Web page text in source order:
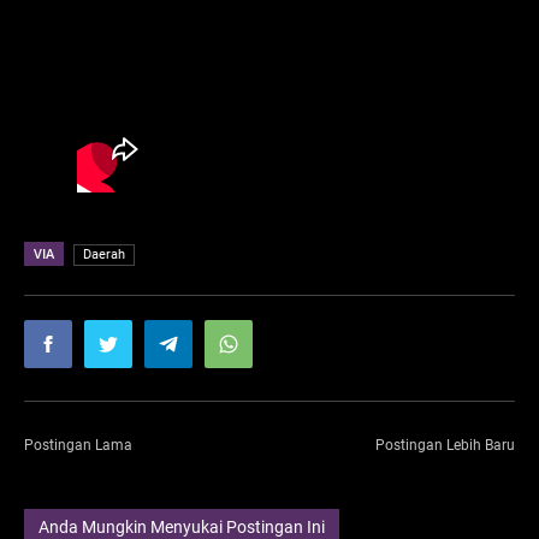
VIA Daerah
Postingan Lama Postingan Lebih Baru
Anda Mungkin Menyukai Postingan Ini